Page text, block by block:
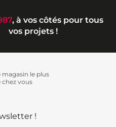
, à vos côtés pour tous
vos projets !
magasin le plus
chez vous
!